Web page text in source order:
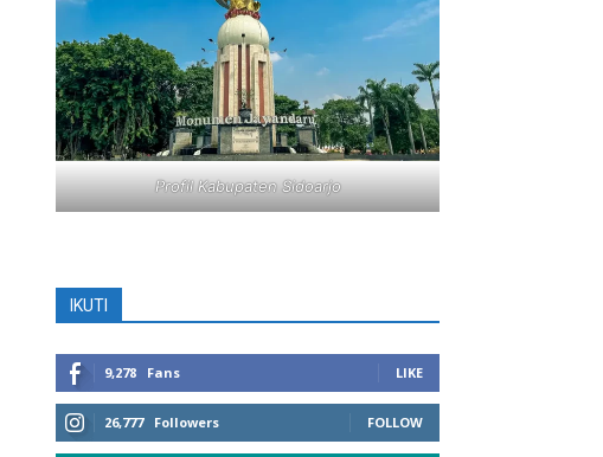
Profil Kabupaten Sidoarjo
IKUTI
9,278 Fans LIKE
26,777 Followers FOLLOW